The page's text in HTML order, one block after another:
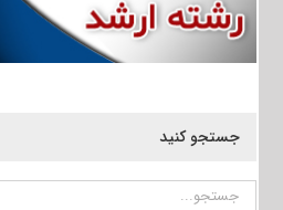
جستجو کنید
جستجو